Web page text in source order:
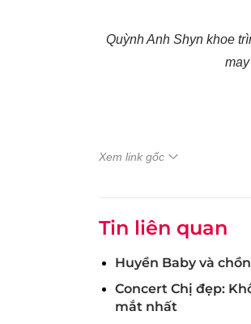
Quỳnh Anh Shyn khoe
Xem link gốc
Tin liên quan
Huyền Baby và
Concert Chị đẹp:
mắt nhất